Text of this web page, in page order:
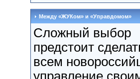
Между «ЖУКом» и «Управдомом»
Сложный выбор
предстоит
всем
управление